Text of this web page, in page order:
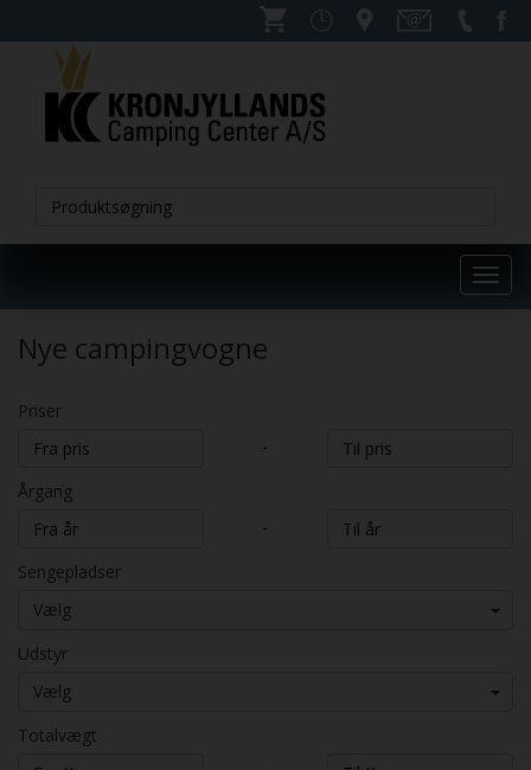
Nye campingvogne
Priser
-
Årgang
-
Sengepladser
Vælg
Udstyr
Vælg
Totalvægt